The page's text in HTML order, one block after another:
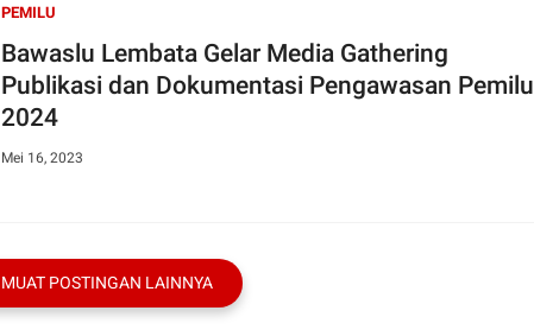
PEMILU
Bawaslu Lembata Gelar Media Gathering
Publikasi dan Dokumentasi Pengawasan Pemilu
2024
Mei 16, 2023
MUAT POSTINGAN LAINNYA